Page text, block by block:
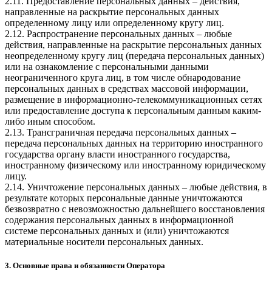
направленные на раскрытие персональных данных
определенному лицу или определенному кругу лиц.
2.12. Распространение персональных данных – любые
действия, направленные на раскрытие персональных данных
неопределенному кругу лиц (передача персональных данных)
или на ознакомление с персональными данными
неограниченного круга лиц, в том числе обнародование
персональных данных в средствах массовой информации,
размещение в информационно-телекоммуникационных сетях
или предоставление доступа к персональным данным каким-
либо иным способом.
2.13. Трансграничная передача персональных данных –
передача персональных данных на территорию иностранного
государства органу власти иностранного государства,
иностранному физическому или иностранному юридическому
лицу.
2.14. Уничтожение персональных данных – любые действия, в
результате которых персональные данные уничтожаются
безвозвратно с невозможностью дальнейшего восстановления
содержания персональных данных в информационной
системе персональных данных и (или) уничтожаются
материальные носители персональных данных.
3. Основные права и обязанности Оператора